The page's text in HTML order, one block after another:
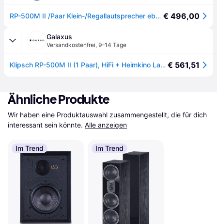
RP-500M II /Paar Klein-/Regallautsprecher ebenholz € 496,00
Galaxus
Versandkostenfrei, 9–14 Tage
Klipsch RP-500M II (1 Paar), HiFi + Heimkino Lautsprecher, Schwarz € 561,51
Ähnliche Produkte
Wir haben eine Produktauswahl zusammengestellt, die für dich
interessant sein könnte. Alle anzeigen
Im Trend Im Trend